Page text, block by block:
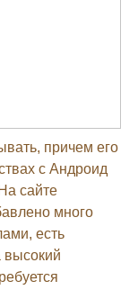
причем его
с Андроид
сайте
много
есть
высокий